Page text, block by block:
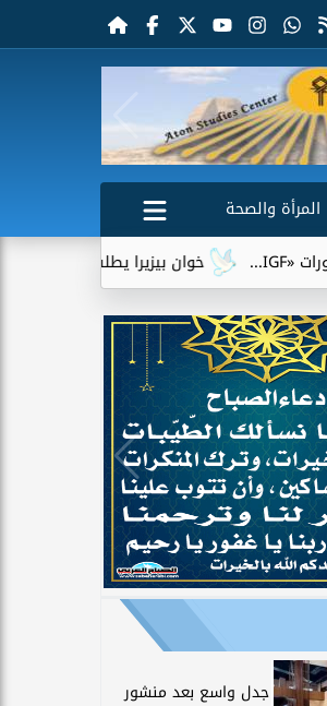
المرأة والصحة
خوان بيزيرا يطلب الرحيل عن الزمالك..
جدل واسع بعد منشور